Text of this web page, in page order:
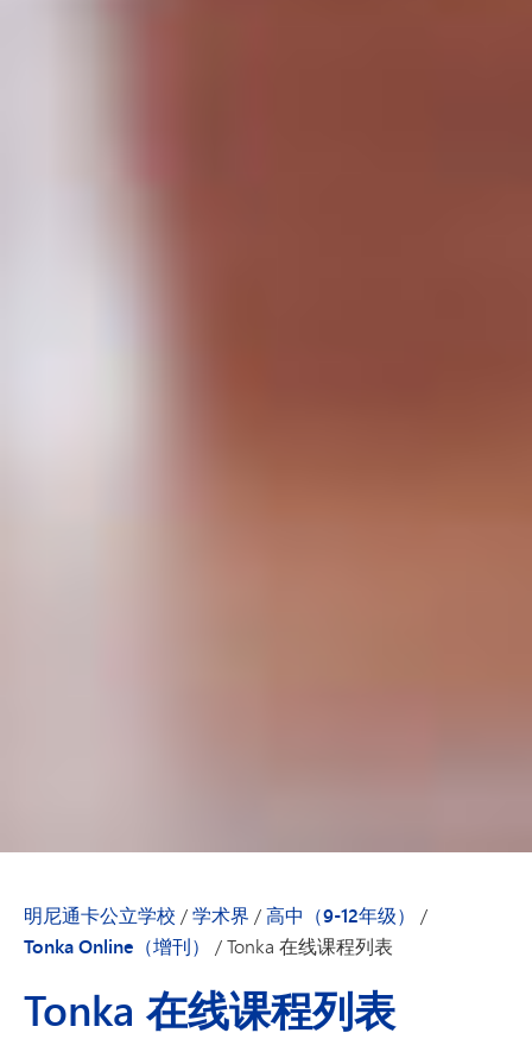
明尼通卡公立学校 /学术界 /高中（9-12年级） /
Tonka Online（增刊） /Tonka 在线课程列表
Tonka 在线课程列表